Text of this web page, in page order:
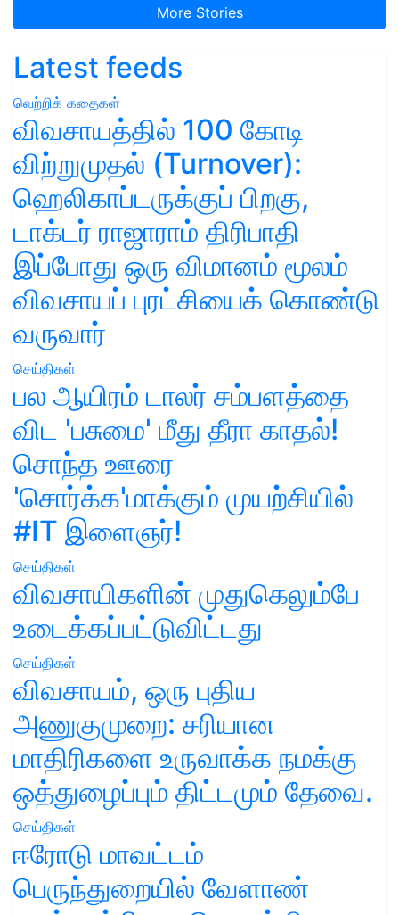
More Stories
Latest feeds
வெற்றிக் கதைகள்
விவசாயத்தில் 100 கோடி
விற்றுமுதல் (Turnover):
ஹெலிகாப்டருக்குப் பிறகு,
டாக்டர் ராஜாராம் திரிபாதி
இப்போது ஒரு விமானம் மூலம்
விவசாயப் புரட்சியைக் கொண்டு
வருவார்
செய்திகள்
பல ஆயிரம் டாலர் சம்பளத்தை
விட 'பசுமை' மீது தீரா காதல்!
சொந்த ஊரை
'சொர்க்க'மாக்கும் முயற்சியில்
#IT இளைஞர்!
செய்திகள்
விவசாயிகளின் முதுகெலும்பே
உடைக்கப்பட்டுவிட்டது
செய்திகள்
விவசாயம், ஒரு புதிய
அணுகுமுறை: சரியான
மாதிரிகளை உருவாக்க நமக்கு
ஒத்துழைப்பும் திட்டமும் தேவை.
செய்திகள்
ஈரோடு மாவட்டம்
பெருந்துறையில் வேளாண்